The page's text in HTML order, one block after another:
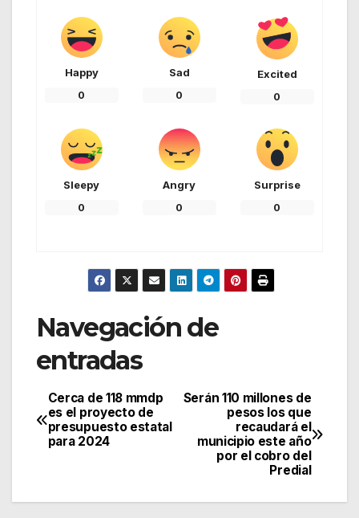
Happy
0
Sad
0
Excited
0
Sleepy
0
Angry
0
Surprise
0
Navegación de
entradas
Serán 110 millones de
pesos los que
recaudará el
municipio este año
por el cobro del
Predial
Cerca de 118 mmdp
es el proyecto de
presupuesto estatal
para 2024